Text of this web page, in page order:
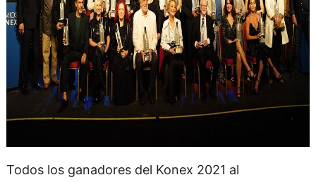
Todos los ganadores del Konex 2021 al